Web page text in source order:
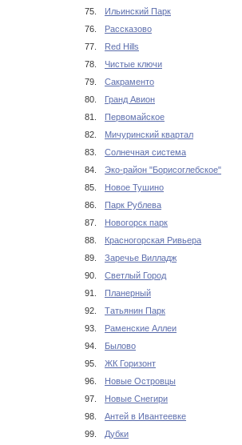
75.
Ильинский Парк
76.
Рассказово
77.
Red Hills
78.
Чистые ключи
79.
Сакраменто
80.
Гранд Авион
81.
Первомайское
82.
Мичуринский квартал
83.
Солнечная система
84.
Эко-район "Борисоглебское"
85.
Новое Тушино
86.
Парк Рублева
87.
Новогорск парк
88.
Красногорская Ривьера
89.
Заречье Вилладж
90.
Светлый Город
91.
Планерный
92.
Татьянин Парк
93.
Раменские Аллеи
94.
Былово
95.
ЖК Горизонт
96.
Новые Островцы
97.
Новые Снегири
98.
Антей в Ивантеевке
99.
Дубки